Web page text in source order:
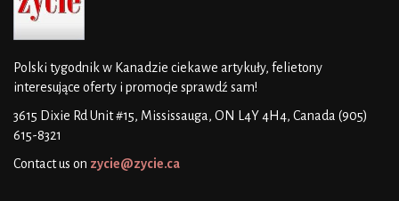
Polski tygodnik w Kanadzie ciekawe artykuły, felietony
interesujące oferty i promocje sprawdź sam!
3615 Dixie Rd Unit #15, Mississauga, ON L4Y 4H4, Canada (905)
615-8321
Contact us on zycie@zycie.ca